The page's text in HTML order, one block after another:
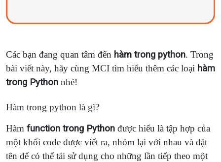
Các bạn đang quan tâm đến hàm trong python. Trong
bài viết này, hãy cùng MCI tìm hiểu thêm các loại hàm
trong Python nhé!
Hàm trong python là gì?
Hàm function trong Python được hiểu là tập hợp của
một khối code được viết ra, nhóm lại với nhau và đặt
tên để có thể tái sử dụng cho những lần tiếp theo một